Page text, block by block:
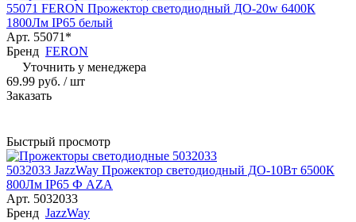
55071 FERON Прожектор светодиодный ДО-20w 6400К
1800Лм IP65 белый
Арт. 55071*
Бренд FERON
Уточнить у менеджера
69.99 руб. / шт
Заказать
Быстрый просмотр
5032033 JazzWay Прожектор светодиодный ДО-10Вт 6500К
800Лм IP65 Ф АZА
Арт. 5032033
Бренд JazzWay